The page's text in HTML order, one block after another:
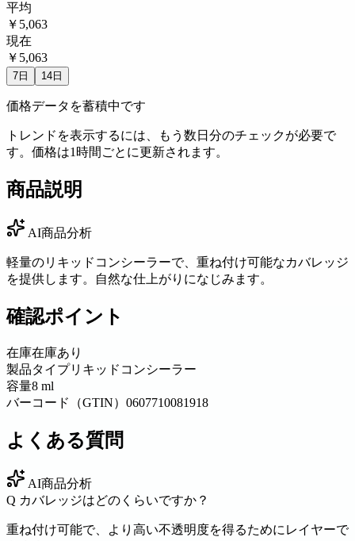
平均
￥5,063
現在
￥5,063
7日 14日
価格データを蓄積中です
トレンドを表示するには、もう数日分のチェックが必要で
す。価格は1時間ごとに更新されます。
商品説明
AI商品分析
軽量のリキッドコンシーラーで、重ね付け可能なカバレッジ
を提供します。自然な仕上がりになじみます。
確認ポイント
在庫在庫あり
製品タイプリキッドコンシーラー
容量8 ml
バーコード（GTIN） 0607710081918
よくある質問
AI商品分析
Q カバレッジはどのくらいですか？
重ね付け可能で、より高い不透明度を得るためにレイヤーで